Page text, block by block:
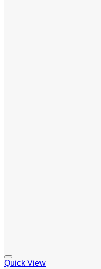
Quick View